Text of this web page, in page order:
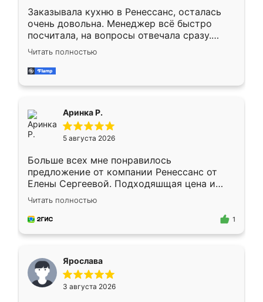
Заказывала кухню в Ренессанс, осталась
очень довольна. Менеджер всё быстро
посчитала, на вопросы отвечала сразу.
Замерщик приехал в субботу, подошёл к
делу со всей ответственностью. Собрали
за день, ребята работали аккуратно, даже
Читать полностью
Аринка Р.
5 августа 2026
Больше всех мне понравилось
предложение от компании Ренессанс от
Елены Сергеевой. Подходяшщая цена и
короткие сроки изготовления. Приехавший
для замера сотрудник Владислав
предложил по моему эскизу самый
Читать полностью
1
Ярослава
3 августа 2026